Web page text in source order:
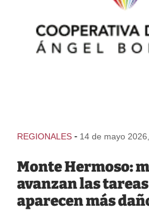
REGIONALES - 14 de mayo
Monte Hermoso:
avanzan las
aparecen más